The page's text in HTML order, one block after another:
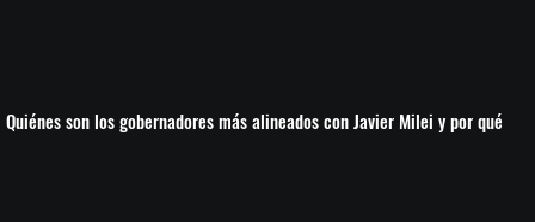
Quiénes son los gobernadores más alineados con Javier Milei y por qué